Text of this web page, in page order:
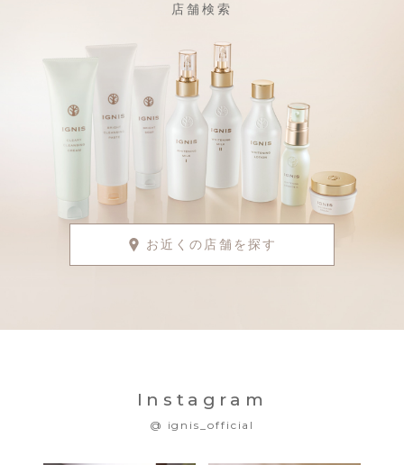
店舗検索
お近くの店舗を探す
Instagram
@ ignis_official